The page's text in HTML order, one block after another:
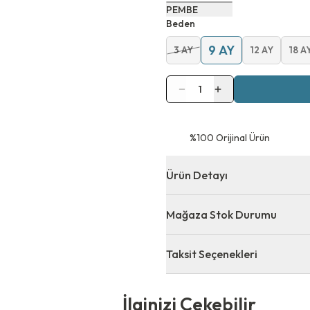
PEMBE
Beden
3 AY 9 AY 12 AY 18
1
⁠%100 Orijinal Ürün
Ürün Detayı
Mağaza Stok Durumu
Taksit Seçenekleri